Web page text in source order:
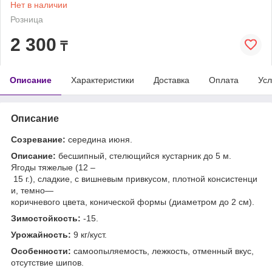
Нет в наличии
Розница
2 300 ₸
Описание Характеристики Доставка Оплата
Описание
Созревание: середина июня.
Описание: бесшипный, стелющийся кустарник до 5 м.
Ягоды тяжелые (12 –
15 г.), сладкие, с вишневым привкусом, плотной консистенци
и, темно—
коричневого цвета, конической формы (диаметром до 2 см).
Зимостойкость: -15.
Урожайность: 9 кг/куст.
Особенности: самоопыляемость, лежкость, отменный вкус,
отсутствие шипов.